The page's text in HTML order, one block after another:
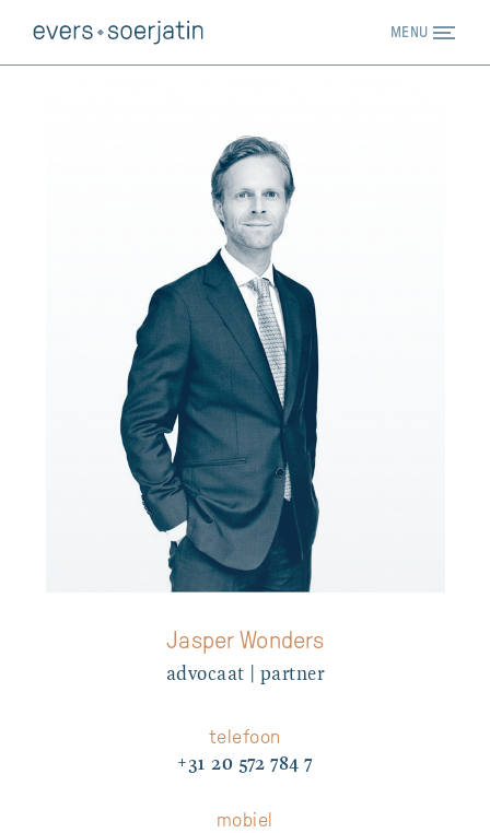
MENU
WERKEN BIJ
Jasper Wonders
advocaat | partner
telefoon
+31 20 572 784 7
mobiel